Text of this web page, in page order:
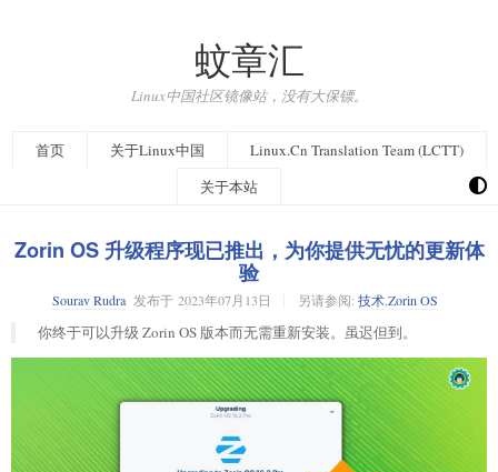
蚊章汇
Linux中国社区镜像站，没有大保镖。
首页 关于Linux中国
Linux.Cn Translation Team (LCTT)
关于本站
Zorin OS 升级程序现已推出，为你提供无忧的更新体
验
Sourav Rudra 发布于 2023年07月13日 另请参阅: 技术,Zorin OS
你终于可以升级 Zorin OS 版本而无需重新安装。虽迟但到。